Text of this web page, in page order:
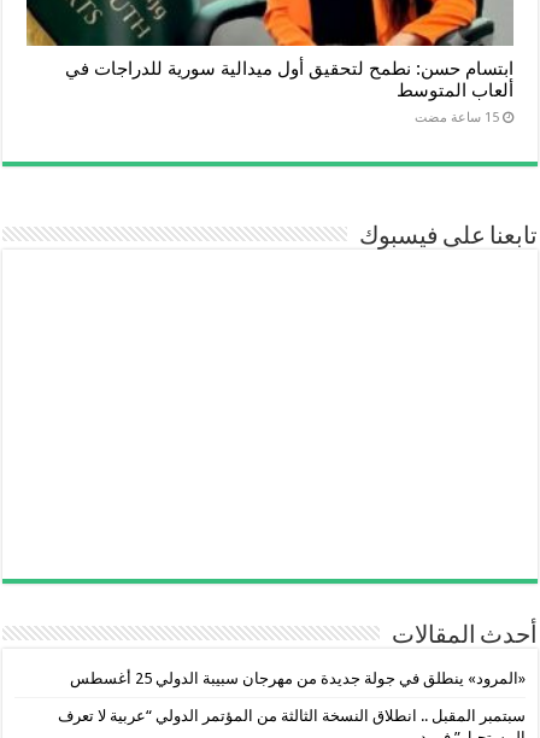
ابتسام حسن: نطمح لتحقيق أول ميدالية سورية للدراجات في
ألعاب المتوسط
‏15 ساعة مضت
تابعنا على فيسبوك
أحدث المقالات
«المرود» ينطلق في جولة جديدة من مهرجان سبيبة الدولي 25 أغسطس
سبتمبر المقبل .. انطلاق النسخة الثالثة من المؤتمر الدولي “عربية لا تعرف